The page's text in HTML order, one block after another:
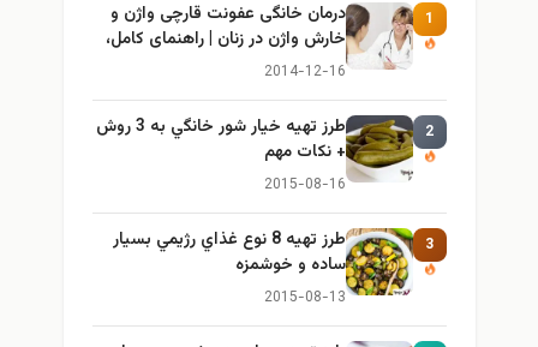
1
درمان خانگی عفونت قارچی واژن و
خارش واژن در زنان | راهنمای کامل،
ایمن و کاربردی
2014-12-16
2
طرز تهيه خیار شور خانگي به 3 روش
+ نكات مهم
2015-08-16
3
طرز تهيه 8 نوع غذاي رژيمي بسيار
ساده و خوشمزه
2015-08-13